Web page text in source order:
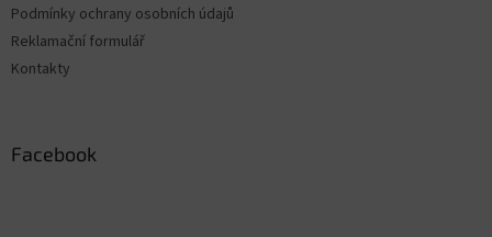
Podmínky ochrany osobních údajů
Reklamační formulář
Kontakty
Facebook